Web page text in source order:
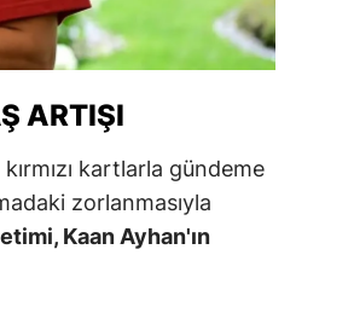
ARTIŞI
kartlarla gündeme
zorlanmasıyla
Kaan Ayhan'ın